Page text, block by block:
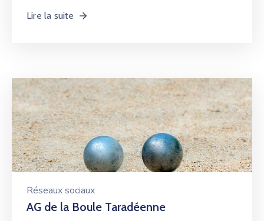
Lire la suite
Réseaux sociaux
AG de la Boule Taradéenne